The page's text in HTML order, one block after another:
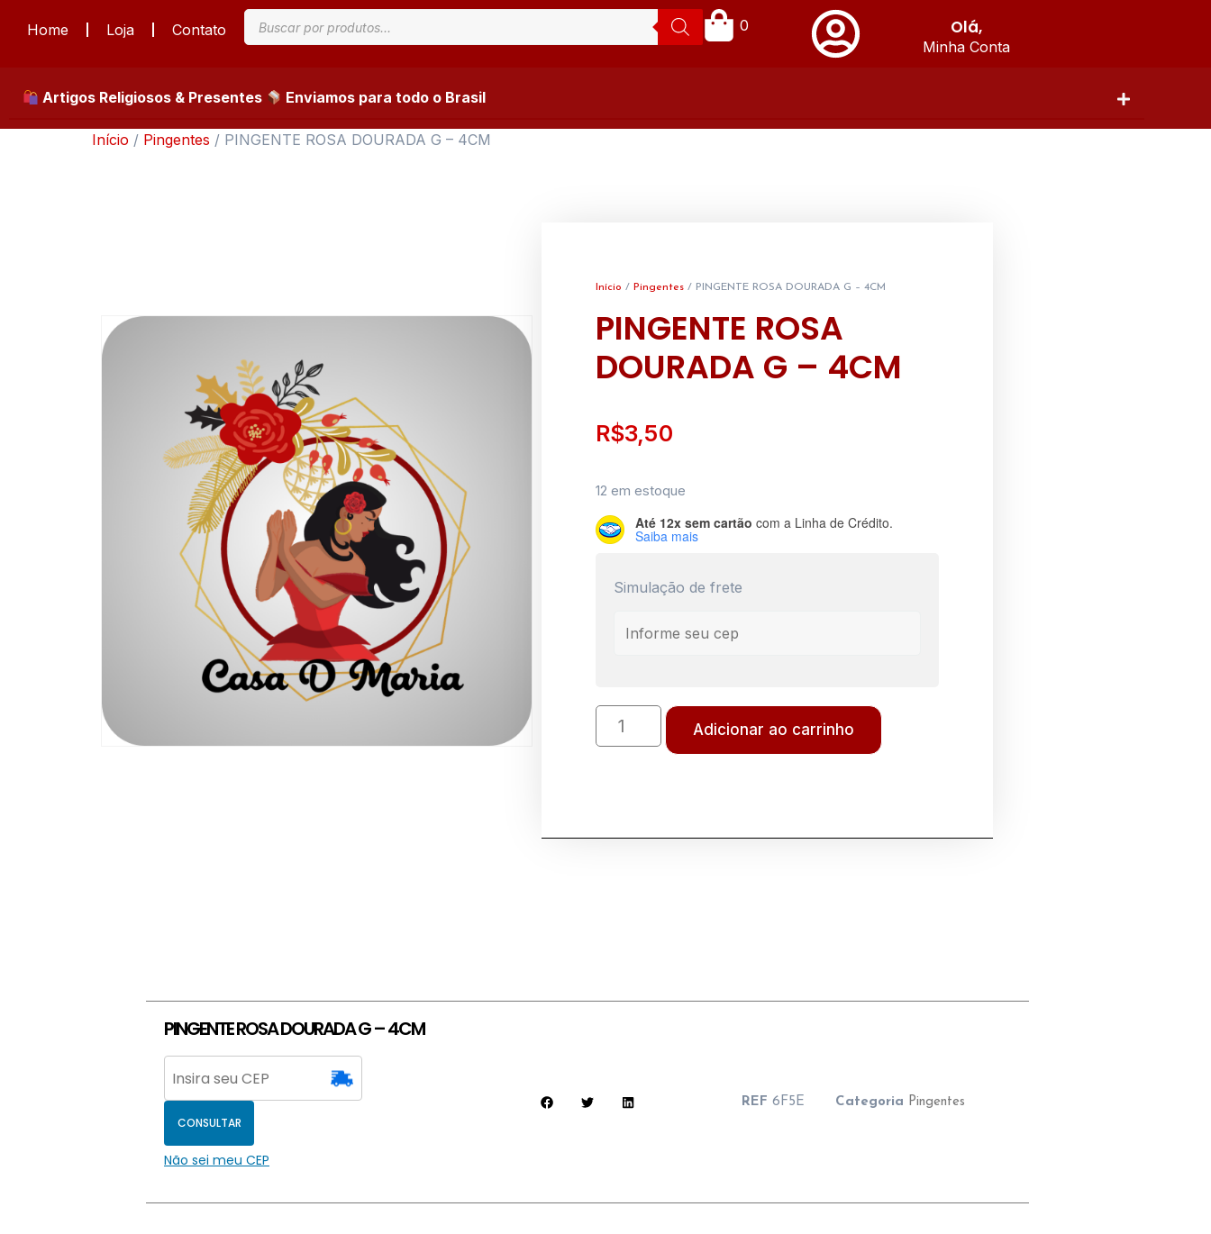
Home Loja Contato Olá,
Minha Conta
0
Artigos Religiosos & Presentes Enviamos para todo o Brasil
Início / Pingentes / PINGENTE ROSA DOURADA G – 4CM
Início / Pingentes / PINGENTE ROSA DOURADA G – 4CM
PINGENTE ROSA
DOURADA G – 4CM
R$3,50
12 em estoque
Até 12x sem cartão com a Linha de Crédito.
Saiba mais
Simulação de frete
Adicionar ao carrinho
PINGENTE ROSA DOURADA G – 4CM
CONSULTAR
Não sei meu CEP
REF 6F5E Categoria Pingentes